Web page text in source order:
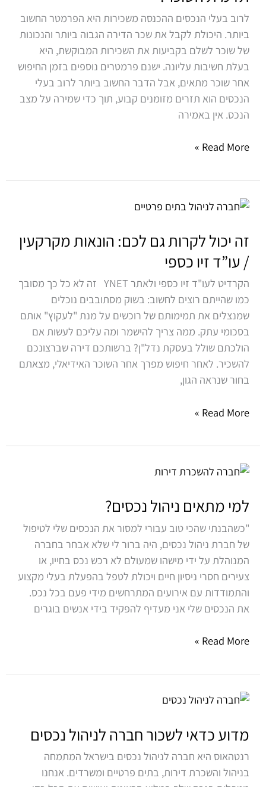
לרוב בעלי הנכסים ההכנסה משכירות היא הפרמטר החשוב
ביותר. היכולת לקבל את שכר הדירה הגבוה ביותר והנכונות
של שוכר לשלם בקביעות את השכירות המבוקשת, היא
בעלת חשיבות עליונה. ישנם פרמטרים נוספים בזמן החיפוש
אחר שוכר מתאים, אבל הדבר החשוב ביותר לרוב בעלי
הנכסים הוא תזרים מזומנים קבוע, תוך כדי שמירה על מצב
הנכס. אין באמירה
דירה
בזמן
או
תדמית
השוכר?
Read More »
זה יכול לקרות גם לכם: הונאות מקרקעין
/ עו”ד זיו כספי
הקרדיט לעו"ד זיו כספי ולאתר YNET זה לא כל כך מסובך
כמו שהייתם רוצים לחשוב: בשוק מסתובבים נוכלים
שמנצלים את תמימותם של רוכשים על מנת "לעקוץ" אותם
בסכומי עתק. ממה צריך להישמר ומה עליכם לעשות אם
הולכתם שולל בעסקת נדל"ן? ברשותכם דירה שברצונכם
להשכיר. לאחר חיפוש מפרך אחר השוכר האידיאלי, מצאתם
בחור שנראה הגון,
זה
לקרות
גם
לכם:
הונאות
מקרקעין
/
עו”ד
זיו
כספי
Read More »
למי מתאים ניהול נכסים?
"כשהבנתי שהכי טוב עבורי למסור את הנכסים שלי לטיפול
של חברת ניהול נכסים, היה ברור לי שלא אבחר בחברה
המנוהלת על ידי מישהו שמעולם לא רכש נכס בחייו, או
צעירים חסרי ניסיון חיים ויכולת לטפל בהפעלת בעלי מקצוע
והתמודדות עם אירועים המתרחשים מידי פעם בכל נכס.
את הנכסים שלי אני מעדיף להפקיד בידי אנשים בוגרים
למי
ניהול
Read More »
מדוע כדאי לשכור חברה לניהול נכסים
רנטהאוס היא חברה לניהול נכסים בישראל המתמחה
בניהול והשכרת דירות, בתים פרטיים ומשרדים. אנחנו
מדוע
לשכור
לניהול
נכסים